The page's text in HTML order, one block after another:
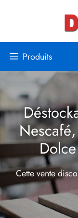
Produits
Cette vente